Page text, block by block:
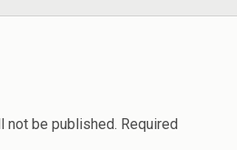
not be published. Required